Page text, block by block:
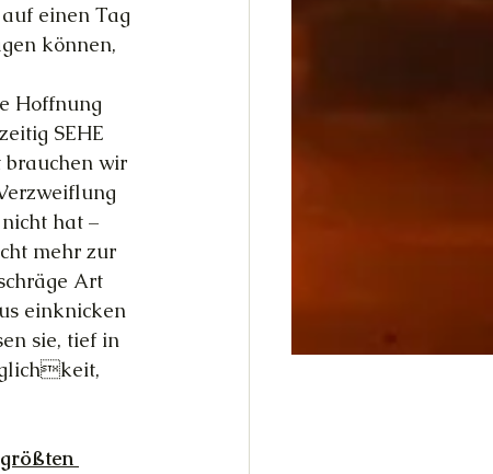
einen Tag
können,
Hoffnung
SEHE
brauchen wir
hat –
mehr zur
Art
einknicken
sie, tief in